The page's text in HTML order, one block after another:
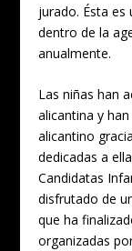
jurado. Ésta es
dentro de la
anualmente.
Las niñas han
alicantina y
alicantino
dedicadas a
Candidatas
disfrutado de
que ha
organizadas